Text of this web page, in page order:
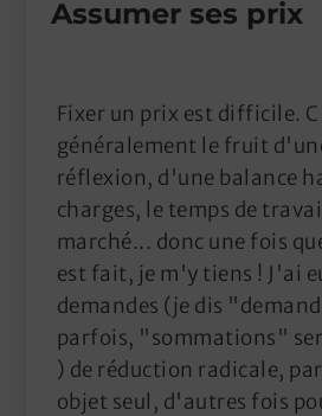
Assumer ses prix
Fixer un prix est difficile.
généralement le fruit
réflexion, d'une balance
charges, le temps de
marché... donc une fois
est fait, je m'y tiens ! J'ai
demandes (je dis
parfois, "sommations"
) de réduction radicale,
objet seul, d'autres fois